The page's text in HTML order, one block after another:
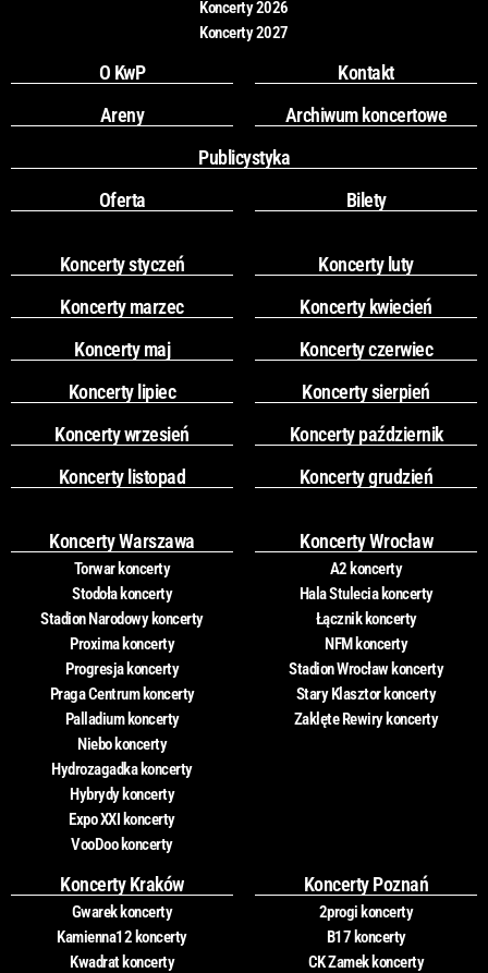
Koncerty 2026
Koncerty 2027
O KwP
Kontakt
Areny
Archiwum koncertowe
Publicystyka
Oferta
Bilety
Koncerty styczeń
Koncerty luty
Koncerty marzec
Koncerty kwiecień
Koncerty maj
Koncerty czerwiec
Koncerty lipiec
Koncerty sierpień
Koncerty wrzesień
Koncerty październik
Koncerty listopad
Koncerty grudzień
Koncerty Warszawa
Torwar koncerty
Stodoła koncerty
Stadion Narodowy koncerty
Proxima koncerty
Progresja koncerty
Praga Centrum koncerty
Palladium koncerty
Niebo koncerty
Hydrozagadka koncerty
Hybrydy koncerty
Expo XXI koncerty
VooDoo koncerty
Koncerty Wrocław
A2 koncerty
Hala Stulecia koncerty
Łącznik koncerty
NFM koncerty
Stadion Wrocław koncerty
Stary Klasztor koncerty
Zaklęte Rewiry koncerty
Koncerty Kraków
Gwarek koncerty
Kamienna12 koncerty
Kwadrat koncerty
Koncerty Poznań
2progi koncerty
B17 koncerty
CK Zamek koncerty